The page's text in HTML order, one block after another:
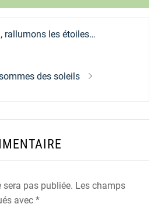
rallumons les étoiles…
des soleils
sera pas publiée. Les champs
avec *